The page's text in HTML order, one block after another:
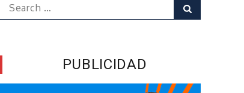
for:
PUBLICIDAD